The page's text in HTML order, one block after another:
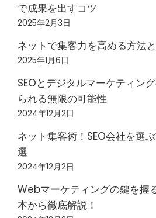
で成果を出すコツ
2025年2月3日
ネットで集客力を高める方法
2025年1月6日
SEOとデジタルマーケティン
られる無限の可能性
2024年12月2日
ネット集客術！SEO会社を選
選
2024年12月2日
Webマーケティングの鍵を握
本から徹底解説！